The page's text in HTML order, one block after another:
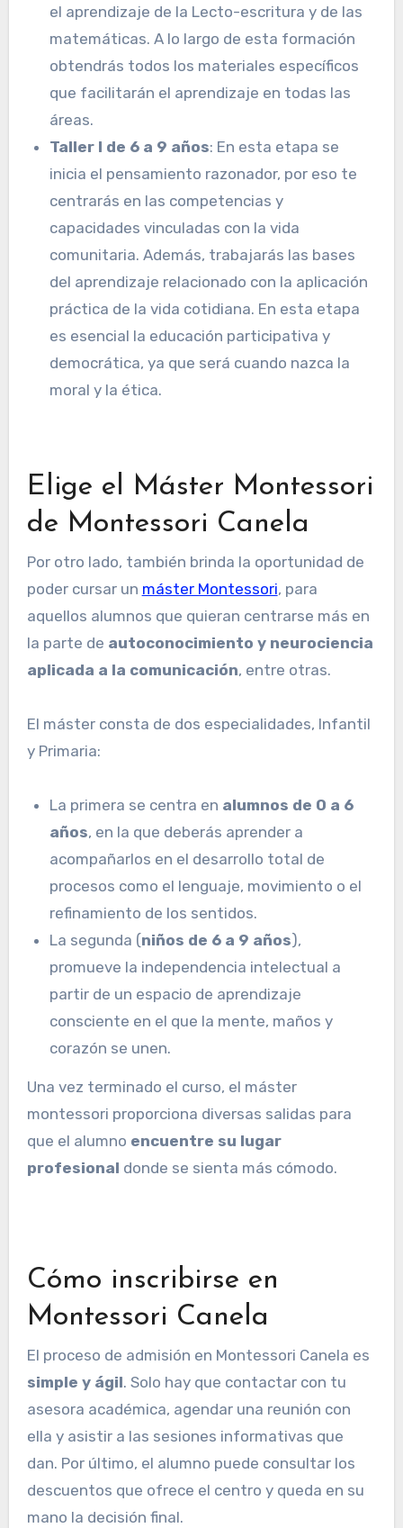
el aprendizaje de la Lecto-escritura y de las
matemáticas. A lo largo de esta formación
obtendrás todos los materiales específicos
que facilitarán el aprendizaje en todas las
áreas.
Taller I de 6 a 9 años: En esta etapa se
inicia el pensamiento razonador, por eso te
centrarás en las competencias y
capacidades vinculadas con la vida
comunitaria. Además, trabajarás las bases
del aprendizaje relacionado con la aplicación
práctica de la vida cotidiana. En esta etapa
es esencial la educación participativa y
democrática, ya que será cuando nazca la
moral y la ética.
Elige el Máster Montessori
de Montessori Canela
Por otro lado, también brinda la oportunidad de
poder cursar un máster Montessori, para
aquellos alumnos que quieran centrarse más en
la parte de autoconocimiento y neurociencia
aplicada a la comunicación, entre otras.
El máster consta de dos especialidades, Infantil
y Primaria:
La primera se centra en alumnos de 0 a 6
años, en la que deberás aprender a
acompañarlos en el desarrollo total de
procesos como el lenguaje, movimiento o el
refinamiento de los sentidos.
La segunda (niños de 6 a 9 años),
promueve la independencia intelectual a
partir de un espacio de aprendizaje
consciente en el que la mente, maños y
corazón se unen.
Una vez terminado el curso, el máster
montessori proporciona diversas salidas para
que el alumno encuentre su lugar
profesional donde se sienta más cómodo.
Cómo inscribirse en
Montessori Canela
El proceso de admisión en Montessori Canela es
simple y ágil. Solo hay que contactar con tu
asesora académica, agendar una reunión con
ella y asistir a las sesiones informativas que
dan. Por último, el alumno puede consultar los
descuentos que ofrece el centro y queda en su
mano la decisión final.